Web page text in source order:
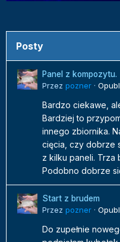
Posty
Panel z kompozytu.
Przez pozner ·
Bardzo ciekawe,
Bardziej to
innego zbiornika.
cięcia, czy dobrze
z kilku paneli. Trza
Podobno dobrze
Start z brudem
Przez pozner ·
Do zupełnie